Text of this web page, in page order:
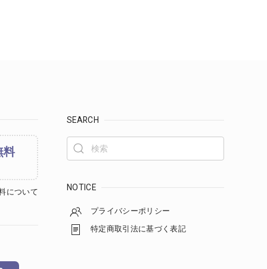
料
について
SEARCH
NOTICE
プライバシーポリシー
特定商取引法に基づく表記